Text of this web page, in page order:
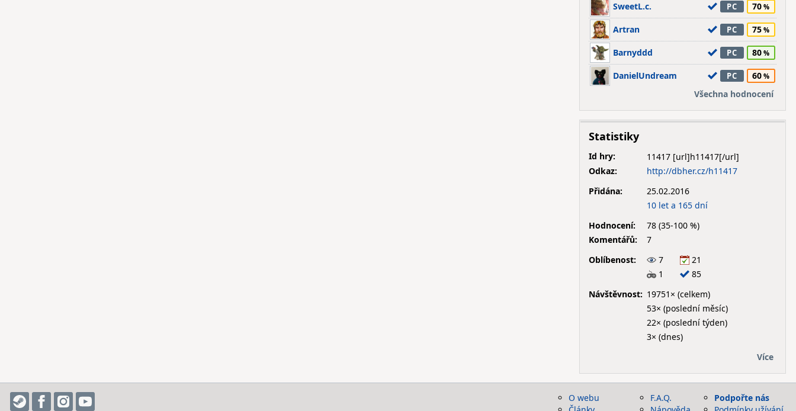
SweetL.c. PC 70
Artran PC 75
Barnyddd PC 80
DanielUndream PC
60
Všechna hodnocení
Statistiky
Id hry:
11417
Odkaz:
http://dbher.cz/h11417
Přidána:
25.02.2016
10 let a 165 dní
Hodnocení:
78 (35-100 %)
Komentářů:
7
Oblíbenost:
7
21
1
85
Návštěvnost: 19751× (celkem)
53× (poslední měsíc)
22× (poslední týden)
3× (dnes)
Více
O webu
F.A.Q.
Podpořte nás